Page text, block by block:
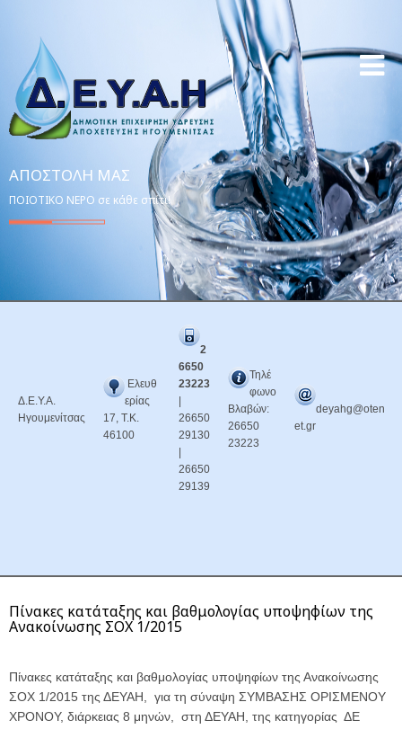
ΑΠΟΣΤΟΛΉ ΜΑΣ
ΠΟΙΟΤΙΚΟ ΝΕΡΟ σε κάθε σπίτι!
Δ.Ε.Υ.Α.
Ηγουμενίτσας
Ελευθ
ερίας
17, Τ.Κ.
46100
2
6650
23223
26650
29130
26650
29139
Τηλέ
φωνο
Βλαβών:
26650
23223
deyahg@oten
et.gr
Πίνακες κατάταξης και βαθμολογίας υποψηφίων της
Ανακοίνωσης ΣΟΧ 1/2015
Πίνακες κατάταξης και βαθμολογίας υποψηφίων της Ανακοίνωσης
ΣΟΧ 1/2015 της ΔΕΥΑΗ, για τη σύναψη ΣΥΜΒΑΣΗΣ ΟΡΙΣΜΕΝΟΥ
ΧΡΟΝΟΥ, διάρκειας 8 μηνών, στη ΔΕΥΑΗ, της κατηγορίας ΔΕ